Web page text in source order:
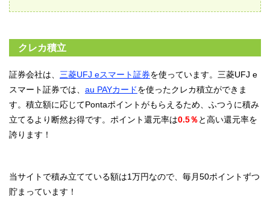
クレカ積立
証券会社は、 三菱UFJ eスマート証券を使っています。三菱UFJ e
スマート証券では、 au PAYカードを使ったクレカ積立ができま
す。積立額に応じてPontaポイントがもらえるため、ふつうに積み
立てるより断然お得です。ポイント還元率は0.5％と高い還元率を
誇ります！
当サイトで積み立てている額は1万円なので、毎月50ポイントずつ
貯まっています！